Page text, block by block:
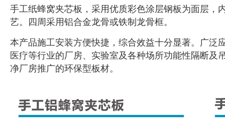
手工纸蜂窝夹芯板，采用优质彩色涂层钢板为面层，
艺。四周采用铝合金龙骨或铁制龙骨框。
本产品施工安装方便快捷，综合效益十分显著。广泛
医疗等行业的厂房、实验室及各种场所功能性隔断及
净厂房推广的环保型板材。